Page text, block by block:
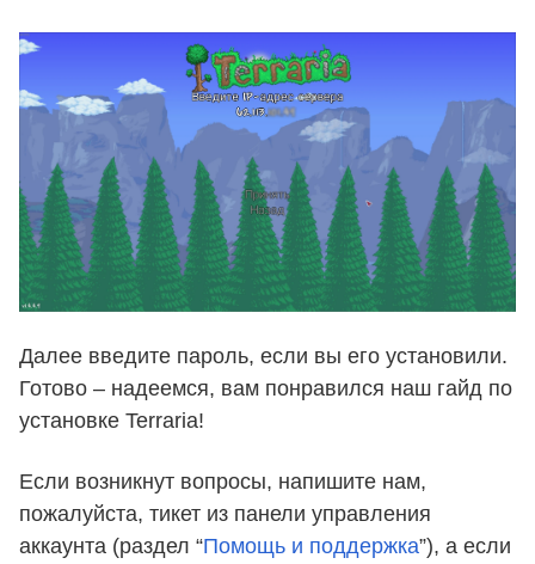
Далее введите пароль, если вы его установили.
Готово – надеемся, вам понравился наш гайд по
установке Terraria!
Если возникнут вопросы, напишите нам,
пожалуйста, тикет из панели управления
аккаунта (раздел “Помощь и поддержка”), а если